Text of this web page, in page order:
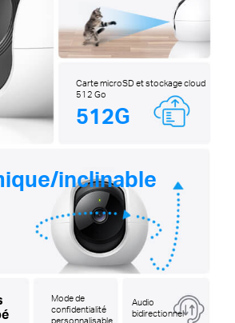
Carte microSD et stockage cloud
512 Go
512G
inclinable
Mode de
confidentialité
personnalisable
Audio
bidirectionnel